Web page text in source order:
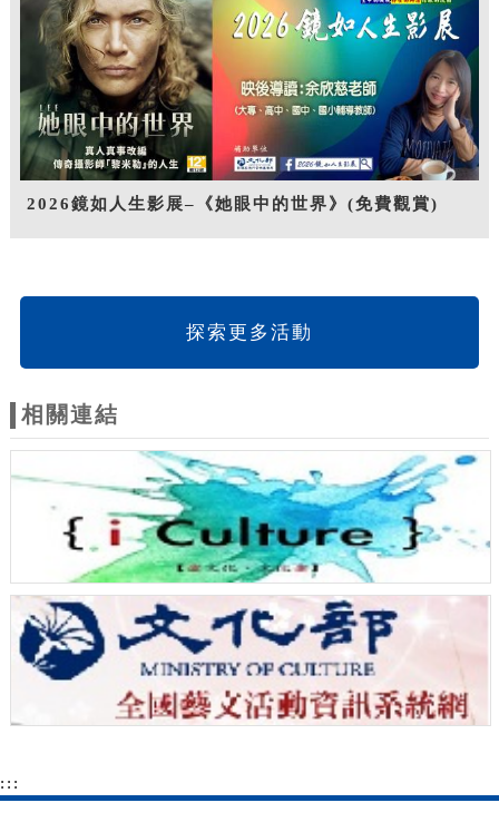
2026鏡如人生影展–《她眼中的世界》(免費觀賞)
探索更多活動
相關連結
:::